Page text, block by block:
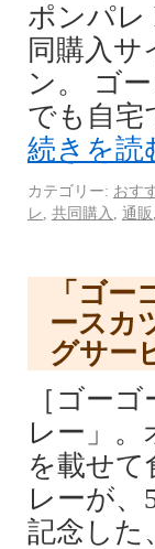
ポンパレ
同購入
ン。 ゴ
でも自
続きを読
カテゴリー: おす
レ
共同購入 通販
「ゴ
ースカ
グサー
［ゴー
レー」
を載せ
レーが、
記念した